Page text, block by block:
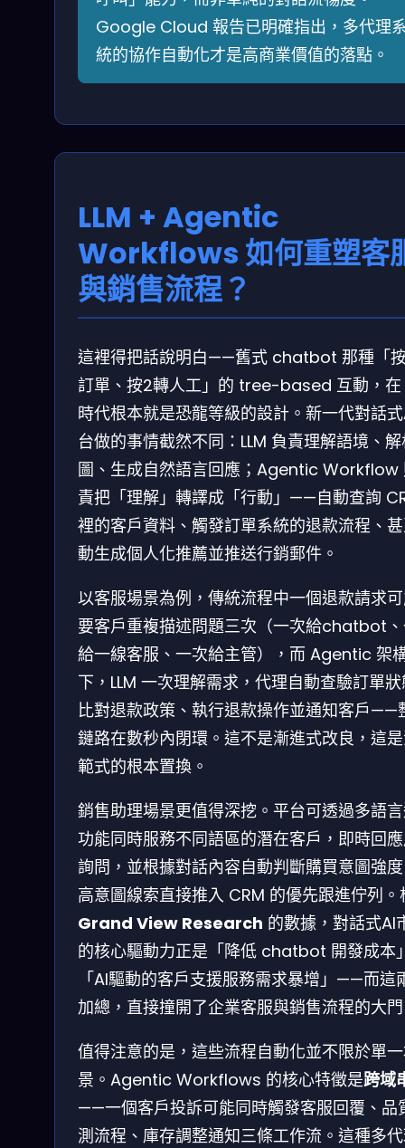
Google Cloud 報告已明確指出，多代理
統的協作自動化才是高商業價值的落點。
LLM + Agentic
Workflows 如何重塑客
與銷售流程？
這裡得把話說明白——舊式 chatbot 那種「
訂單、按2轉人工」的 tree-based 互動，在
時代根本就是恐龍等級的設計。新一代對話
台做的事情截然不同：LLM 負責理解語境、
圖、生成自然語言回應；Agentic Workflow
責把「理解」轉譯成「行動」——自動查詢
裡的客戶資料、觸發訂單系統的退款流程、
動生成個人化推薦並推送行銷郵件。
以客服場景為例，傳統流程中一個退款請求
要客戶重複描述問題三次（一次給chatbot
給一線客服、一次給主管），而 Agentic 架
下，LLM 一次理解需求，代理自動查驗訂單
比對退款政策、執行退款操作並通知客戶——
鏈路在數秒內閉環。這不是漸進式改良，這
範式的根本置換。
銷售助理場景更值得深挖。平台可透過多語
功能同時服務不同語區的潛在客戶，即時回
詢問，並根據對話內容自動判斷購買意圖強
高意圖線索直接推入 CRM 的優先跟進佇列。
Grand View Research 的數據，對話式AI
的核心驅動力正是「降低 chatbot 開發成本
「AI驅動的客戶支援服務需求暴增」——而這
加總，直接撞開了企業客服與銷售流程的大
值得注意的是，這些流程自動化並不限於單
景。Agentic Workflows 的核心特徵是跨域
——一個客戶投訴可能同時觸發客服回覆、品
測流程、庫存調整通知三條工作流。這種多